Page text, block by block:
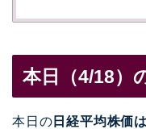
本日（4/18）
本日の 日経平均株価は